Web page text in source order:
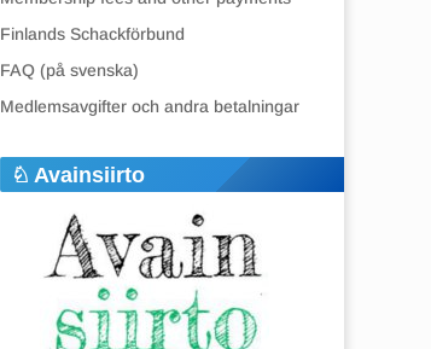
Finlands Schackförbund
FAQ (på svenska)
Medlemsavgifter och andra betalningar
Avainsiirto